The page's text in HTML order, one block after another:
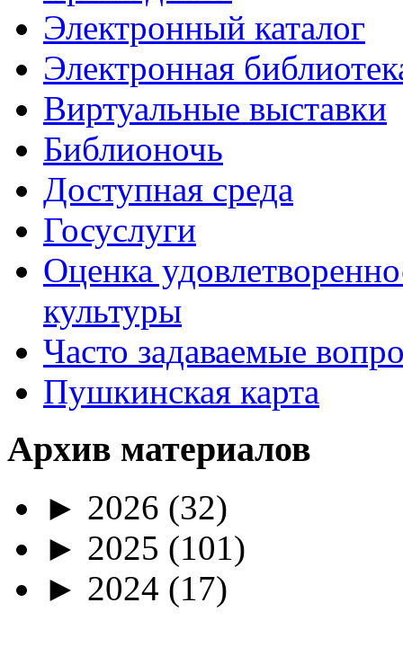
Электронный каталог
Электронная
Виртуальные выставки
Библионочь
Доступная среда
Госуслуги
Оценка
культуры
Часто задаваемые
Пушкинская карта
Архив материалов
► 2026 (32)
► 2025 (101)
► 2024 (17)